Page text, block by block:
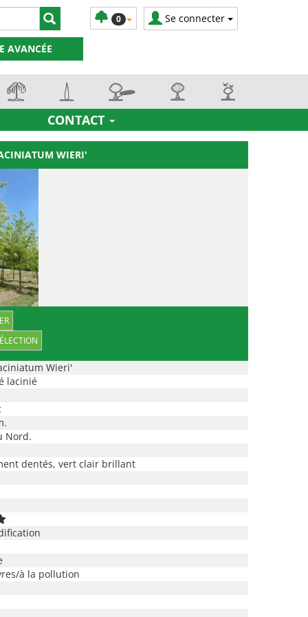
Se connecter
0
AVANCÉE
CONTACT
WIERI'
Wieri'
lacinié
Nord.
dentés, vert clair brillant
à la pollution